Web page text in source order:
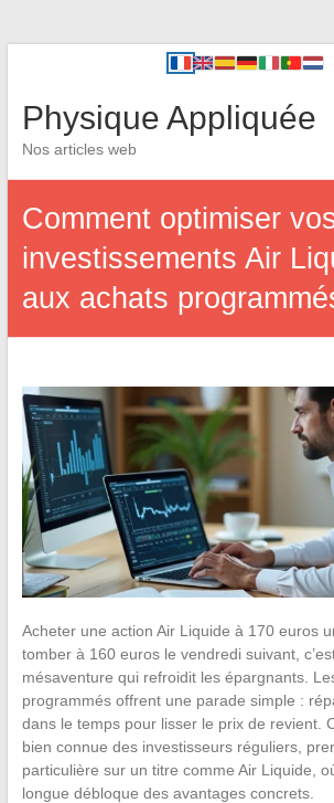
Physique Appliquée
Nos articles web
Comment optimiser
investissements Air
aux achats
Acheter une action Air Liquide à 170 euros
tomber à 160 euros le vendredi suivant,
mésaventure qui refroidit les épargnants.
programmés offrent une parade simple :
dans le temps pour lisser le prix de revient.
bien connue des investisseurs réguliers,
particulière sur un titre comme Air Liquide,
longue débloque des avantages concrets.